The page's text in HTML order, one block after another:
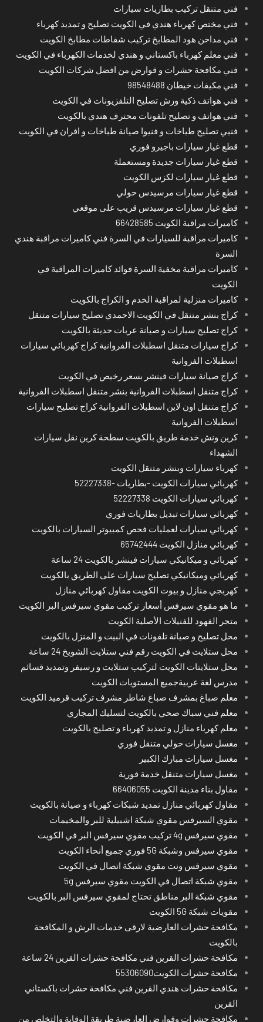
فني متنقل تركيب بطاريات سيارات
فني مختص كهرباء هندي في الكويت تصليح و تمديد كهرباء
فني مداخن هود المطابخ تركيب شفاطات مطابخ الكويت
فني معلم كهرباء باكستاني و هندي لخدمات الكهرباء في الكويت
فني مكافحة حشرات و قوارض من افضل شركات الكويت
فني مكيفات خيطان 98548488
فني هواتف ذكية ورش تصليح التلفزيونات في الكويت
فني هواتف و تصليح تلفونات محترف هندي بالكويت
فنيي تصليح طباخات و فنيوا صيانة طباخات و افران في الكويت
قطع غيار سيارات باجيرو فوري
قطع غيار سيارات جديدة ومستعملة
قطع غيار سيارات لكزس الكويت
قطع غيار سيارات مرسيدس حولي
قطع غيار سيارات مرسيدس قريب على موقعي
كاميرات مراقبة الكويت 66428585
كاميرات مراقبة للسيارات في السرة فني كاميرات مراقبة هندي
السرة
كاميرات مراقبة مخفية السرة فوائد كاميرات المراقبة في
الكويت
كاميرات منزلية لمراقبة الخدم و الكراج بالكويت
كراج بنشر متنقل في الكويت الاحمدي تصليح سيارات متنقل
كراج تصليح سيارات و صيانة عربات حديثة بالكويت
كراج سيارات متنقل اسطبلات الفروانية كراج كهربائي سيارات
اسطبلات الفروانية
كراج صيانة سيارات فينشر بسعر رخيص في الكويت
كراج متنقل اسطبلات الفروانية بنشر متنقل اسطبلات الفروانية
كراج متنقل اون لاين اسطبلات الفروانية كراج تصليح سيارات
اسطبلات الفروانية
كرين ونش خدمة طريق بالكويت سطحة كرين نقل سيارات
الشهداء
كهرباء سيارات وبنشر متنقل الكويت
كهربائي سيارات الكويت -بطاريات -52227338
كهربائي سيارات الكويت 52227338
كهربائي سيارات تبديل بطاريات فوري
كهربائي سيارات لعمليات فحص كمبيوتر السيارات بالكويت
كهربائي منازل الكويت 65742444
كهربائي و ميكانيكي سيارات فينشر بالكويت 24 ساعة
كهربائي وميكانيكي تصليح سيارات على الطريق بالكويت
كهربجي منازل و بيوت الكويت مقاول كهربائي منازل
ما هو مقوي سيرفس أسعار تركيب مقوي سيرفس البر الكويت
متجر الفهود للفنيلات الأصلية الكويت
محل تصليح و صيانة تلفونات في البيت و المنزل بالكويت
محل ستلايت في الكويت رقم فني ستلايت الشويخ 24 ساعة
محل ستلايتات الكويت لتركيب ستلايت و رسيفر وتمديد قسائم
مدرس لغة عربيةجميع المستويات الكويت
معلم صباغ بمشرف صباغ شاطر مشرف تركيب قرميد الكويت
معلم فني سباك صحي بالكويت لتسليك المجاري
معلم كهرباء منازل و تمديد كهرباء و تصليح بالكويت
مغسل سيارات حولي متنقل فوري
مغسل سيارات مبارك الكبير
مغسل سيارات متنقل خدمة فورية
مقاول بناء مدينة الكويت 66406055
مقاول كهربائي منازل تمديد شبكات كهرباء و صيانة بالكويت
مقوي السيرفس مقوي شبكة اشبيلية للبر والمخيمات
مقوي سيرفس 4g تركيب مقوي سيرفس البر في الكويت
مقوي سيرفس وشبكة 5G فوري جميع أنحاء الكويت
مقوي سيرفس ونت مقوي شبكة اتصال في الكويت
مقوي شبكة اتصال في الكويت مقوي سيرفس 5g
مقوي شبكة البر مناطق تحتاج لمقوي سيرفس البر بالكويت
مقويات شبكة 5G الكويت
مكافحة حشرات العارضية لارقى خدمات الرش و المكافحة
بالكويت
مكافحة حشرات القرين فني مكافحة حشرات القرين 24 ساعة
مكافحة حشرات الكويت55306090
مكافحة حشرات هندي القرين فني مكافحة حشرات باكستاني
القرين
مكافحة حشرات وقوارض العارضية طريقة الوقاية والتخلص من